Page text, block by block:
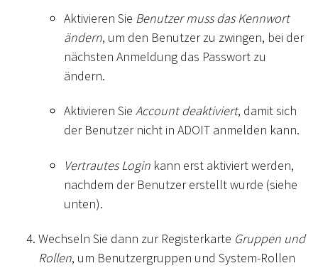
Aktivieren Sie Benutzer muss das Kennwort
ändern, um den Benutzer zu zwingen, bei der
nächsten Anmeldung das Passwort zu
ändern.
Aktivieren Sie Account deaktiviert, damit sich
der Benutzer nicht in ADOIT anmelden kann.
Vertrautes Login kann erst aktiviert werden,
nachdem der Benutzer erstellt wurde (siehe
unten).
Wechseln Sie dann zur Registerkarte Gruppen und
Rollen, um Benutzergruppen und System-Rollen